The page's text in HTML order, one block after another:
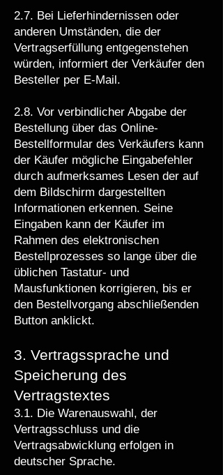
2.7. Bei Lieferhindernissen oder
anderen Umständen, die der
Vertragserfüllung entgegenstehen
würden, informiert der Verkäufer den
Besteller per E-Mail.
2.8. Vor verbindlicher Abgabe der
Bestellung über das Online-
Bestellformular des Verkäufers kann
der Käufer mögliche Eingabefehler
durch aufmerksames Lesen der auf
dem Bildschirm dargestellten
Informationen erkennen. Seine
Eingaben kann der Käufer im
Rahmen des elektronischen
Bestellprozesses so lange über die
üblichen Tastatur- und
Mausfunktionen korrigieren, bis er
den Bestellvorgang abschließenden
Button anklickt.
3. Vertragssprache und
Speicherung des
Vertragstextes
3.1. Die Warenauswahl, der
Vertragsschluss und die
Vertragsabwicklung erfolgen in
deutscher Sprache.